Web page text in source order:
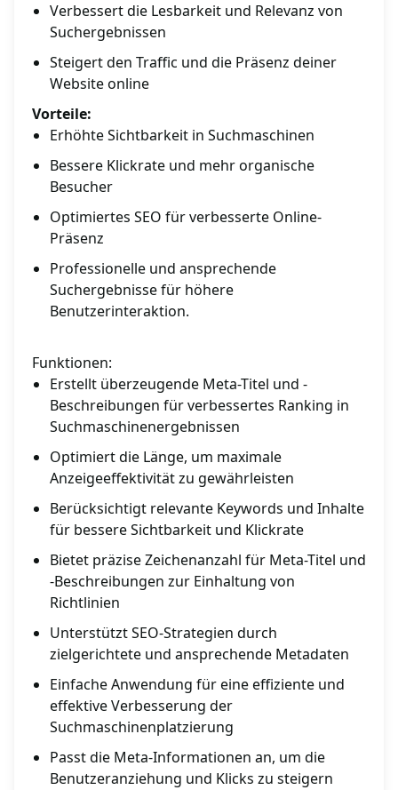
Verbessert die Lesbarkeit und Relevanz von
Suchergebnissen
Steigert den Traffic und die Präsenz deiner
Website online
Vorteile:
Erhöhte Sichtbarkeit in Suchmaschinen
Bessere Klickrate und mehr organische
Besucher
Optimiertes SEO für verbesserte Online-
Präsenz
Professionelle und ansprechende
Suchergebnisse für höhere
Benutzerinteraktion.
Funktionen:
Erstellt überzeugende Meta-Titel und -
Beschreibungen für verbessertes Ranking in
Suchmaschinenergebnissen
Optimiert die Länge, um maximale
Anzeigeeffektivität zu gewährleisten
Berücksichtigt relevante Keywords und Inhalte
für bessere Sichtbarkeit und Klickrate
Bietet präzise Zeichenanzahl für Meta-Titel und
-Beschreibungen zur Einhaltung von
Richtlinien
Unterstützt SEO-Strategien durch
zielgerichtete und ansprechende Metadaten
Einfache Anwendung für eine effiziente und
effektive Verbesserung der
Suchmaschinenplatzierung
Passt die Meta-Informationen an, um die
Benutzeranziehung und Klicks zu steigern